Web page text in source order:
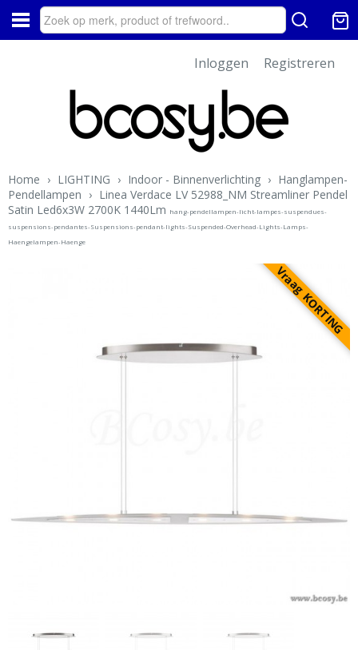
Inloggen Registreren
Home › LIGHTING › Indoor - Binnenverlichting › Hanglampen-
Pendellampen › Linea Verdace LV 52988_NM Streamliner Pendel
Satin Led6x3W 2700K 1440Lm hang-pendellampen-licht-lampes-suspendues-
suspensions-pendantes-Suspensions-pendant-lights-Suspended-Overhead-Lights-Lamps-
Haengelampen-Haenge
Vraag KORTING